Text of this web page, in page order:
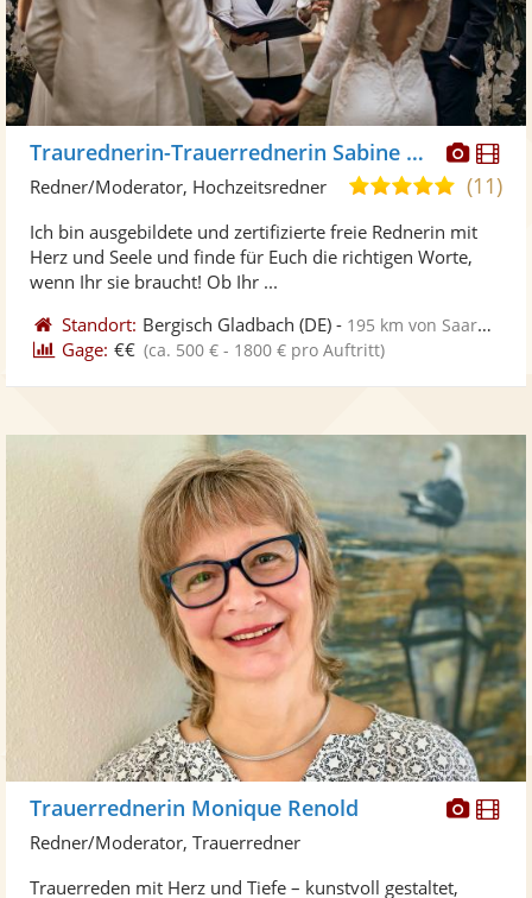
Fotos
Traurednerin-Trauerrednerin Sabine Heil
5,0
5
Sternen
(11)
Redner/Moderator, Hochzeitsredner
Ich bin ausgebildete und zertifizierte freie Rednerin mit
Herz und Seele und finde für Euch die richtigen Worte,
wenn Ihr sie braucht! Ob Ihr ...
Standort: Bergisch Gladbach (DE) - 195 km von Saarbrücken
Gage: €€ (ca. 500 € - 1800 € pro Auftritt)
Trauerrednerin Monique Renold
Redner/Moderator, Trauerredner
Trauerreden mit Herz und Tiefe – kunstvoll gestaltet,